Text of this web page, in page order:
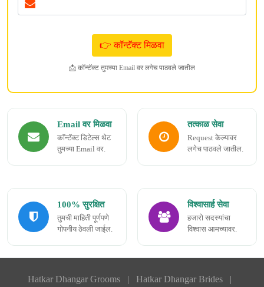
📩 कॉन्टॅक्ट तुमच्या Email वर लगेच पाठवले जातील
Email वर मिळवा
कॉन्टॅक्ट डिटेल्स थेट
तुमच्या Email वर.
तत्काळ सेवा
Request केल्यावर
लगेच पाठवले जातील.
100% सुरक्षित
तुमची माहिती पूर्णपणे
गोपनीय ठेवली जाईल.
विश्वासार्ह सेवा
हजारो सदस्यांचा
विश्वास आमच्यावर.
Hatkar Dhangar Grooms | Hatkar Dhangar Brides
|